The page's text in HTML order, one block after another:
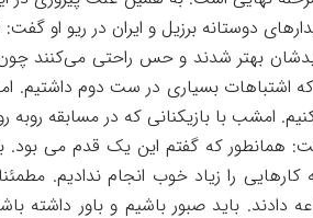
دوستانه برزیل و ایران در ریو او
بهتر شدند و حس راحتی می‌کنند
اشتباهات بسیاری در ست دوم داشتیم.
امشب با بازیکنانی که در مسابقه روبه رو
همانطور که گفتم این یک قدم می بود.
کارهایی را زیاد خوب انجام ندادیم.
دادند. باید صبور باشیم و باور